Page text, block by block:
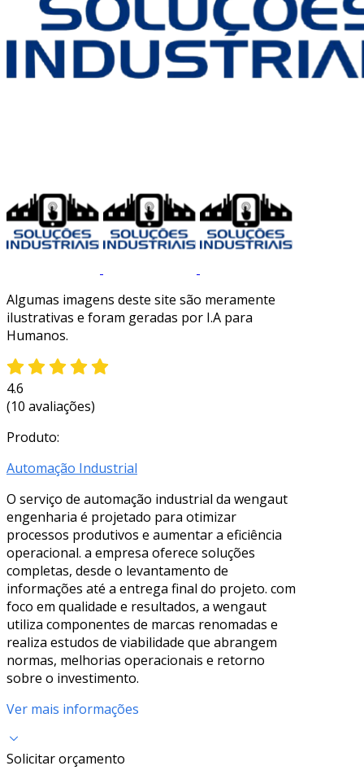
Algumas imagens deste site são meramente
ilustrativas e foram geradas por I.A para
Humanos.
4.6
(10 avaliações)
Produto:
Automação Industrial
O serviço de automação industrial da wengaut
engenharia é projetado para otimizar
processos produtivos e aumentar a eficiência
operacional. a empresa oferece soluções
completas, desde o levantamento de
informações até a entrega final do projeto. com
foco em qualidade e resultados, a wengaut
utiliza componentes de marcas renomadas e
realiza estudos de viabilidade que abrangem
normas, melhorias operacionais e retorno
sobre o investimento.
Ver mais informações
Solicitar orçamento